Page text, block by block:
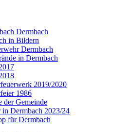
Dermbach
in Bildern
Dermbach
in Dermbach
2019/2020
1986
der Gemeinde
in Dermbach 2023/24
für Dermbach